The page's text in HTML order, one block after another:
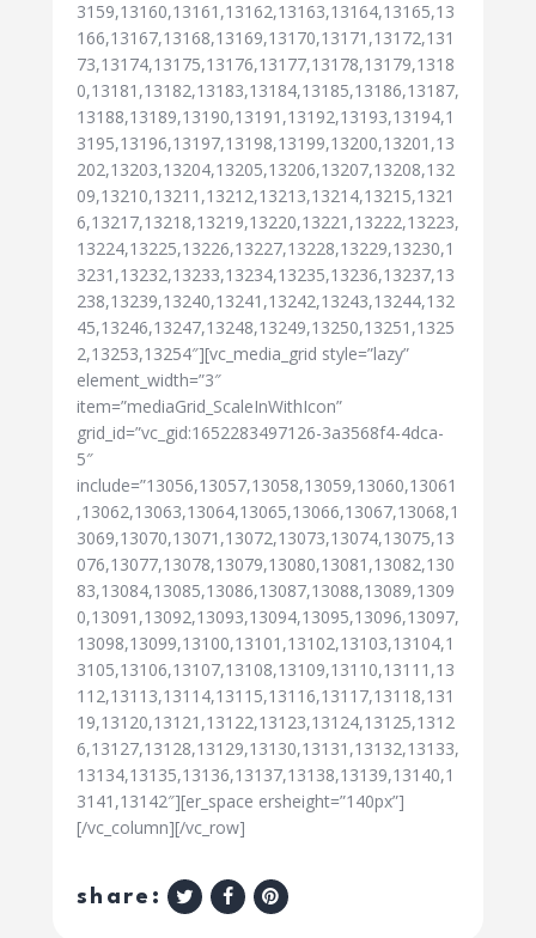
3159,13160,13161,13162,13163,13164,13165,13
166,13167,13168,13169,13170,13171,13172,131
73,13174,13175,13176,13177,13178,13179,1318
0,13181,13182,13183,13184,13185,13186,13187,
13188,13189,13190,13191,13192,13193,13194,1
3195,13196,13197,13198,13199,13200,13201,13
202,13203,13204,13205,13206,13207,13208,132
09,13210,13211,13212,13213,13214,13215,1321
6,13217,13218,13219,13220,13221,13222,13223,
13224,13225,13226,13227,13228,13229,13230,1
3231,13232,13233,13234,13235,13236,13237,13
238,13239,13240,13241,13242,13243,13244,132
45,13246,13247,13248,13249,13250,13251,1325
2,13253,13254″][vc_media_grid style=”lazy”
element_width=”3″
item=”mediaGrid_ScaleInWithIcon”
grid_id=”vc_gid:1652283497126-3a3568f4-4dca-
5″
include=”13056,13057,13058,13059,13060,13061
,13062,13063,13064,13065,13066,13067,13068,1
3069,13070,13071,13072,13073,13074,13075,13
076,13077,13078,13079,13080,13081,13082,130
83,13084,13085,13086,13087,13088,13089,1309
0,13091,13092,13093,13094,13095,13096,13097,
13098,13099,13100,13101,13102,13103,13104,1
3105,13106,13107,13108,13109,13110,13111,13
112,13113,13114,13115,13116,13117,13118,131
19,13120,13121,13122,13123,13124,13125,1312
6,13127,13128,13129,13130,13131,13132,13133,
13134,13135,13136,13137,13138,13139,13140,1
3141,13142″][er_space ersheight=”140px”]
[/vc_column][/vc_row]
share: